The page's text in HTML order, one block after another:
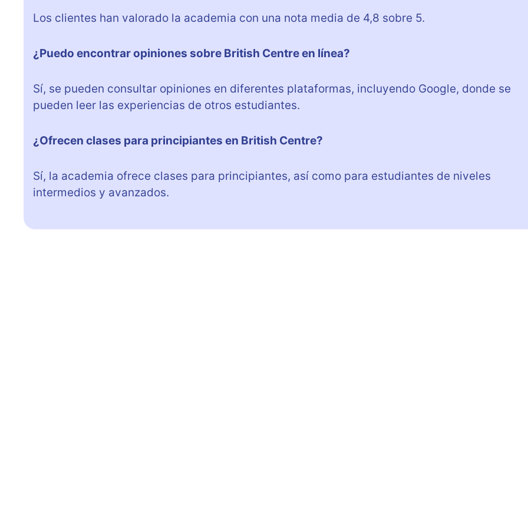
Los clientes han valorado la academia con una nota media de 4,8 sobre 5.
¿Puedo encontrar opiniones sobre British Centre en línea?
Sí, se pueden consultar opiniones en diferentes plataformas, incluyendo Google, donde se
pueden leer las experiencias de otros estudiantes.
¿Ofrecen clases para principiantes en British Centre?
Sí, la academia ofrece clases para principiantes, así como para estudiantes de niveles
intermedios y avanzados.